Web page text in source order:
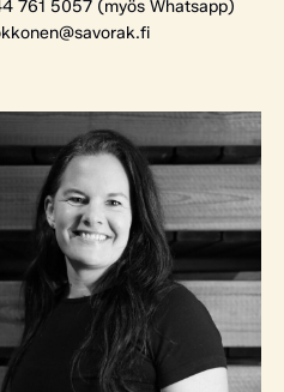
761 5057 (myös Whatsapp)